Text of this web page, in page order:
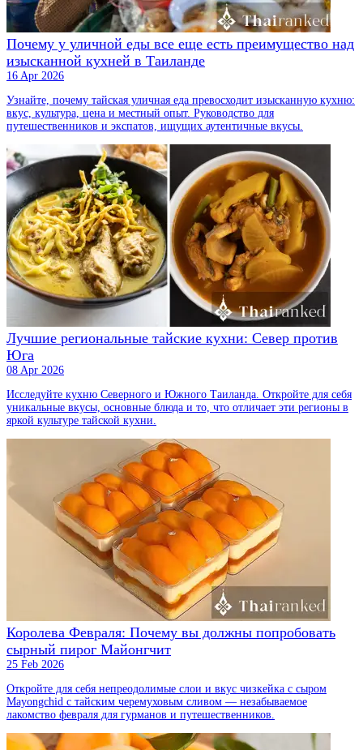
Почему у уличной еды все еще есть преимущество над
изысканной кухней в Таиланде
16 Apr 2026
Узнайте, почему тайская уличная еда превосходит изысканную кухню:
вкус, культура, цена и местный опыт. Руководство для
путешественников и экспатов, ищущих аутентичные вкусы.
Лучшие региональные тайские кухни: Север против
Юга
08 Apr 2026
Исследуйте кухню Северного и Южного Таиланда. Откройте для себя
уникальные вкусы, основные блюда и то, что отличает эти регионы в
яркой культуре тайской кухни.
Королева Февраля: Почему вы должны попробовать
сырный пирог Майонгчит
25 Feb 2026
Откройте для себя непреодолимые слои и вкус чизкейка с сыром
Mayongchid с тайским черемуховым сливом — незабываемое
лакомство февраля для гурманов и путешественников.